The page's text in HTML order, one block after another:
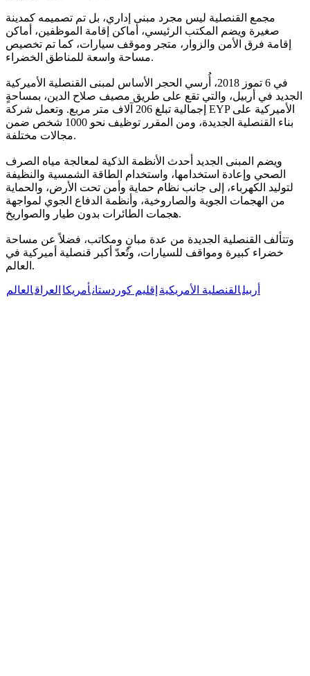
مجمع القنصلية ليس مجرد مبنى إداري، بل تم تصميمه كمدينة
صغيرة ويضم المكتب الرئيسي، أماكن إقامة الموظفين، أماكن
إقامة فرق الأمن والزوار، متجر وموقف سيارات، كما تم تخصيص
مساحة واسعة للمناطق الخضراء.
في 6 تموز 2018، أُرسي الحجر الأساس لمبنى القنصلية الأميركية
الجديد في أربيل، والتي تقع على طريق مصيف صلاح الدين، بمساحةٍ
إجمالية تبلغ 206 آلاف متر مربع. وتعمل شركة EYP الأميركية على
بناء القنصلية الجديدة، ومن المقرر توظيف نحو 1000 شخص ضمن
مجالات مختلفة.
ويضم المبنى الجديد أحدث الأنظمة الذكية لمعالجة مياه الصرف
الصحي وإعادة استخدامها، واستخدام الطاقة الشمسية والنظيفة
لتوليد الكهرباء، إلى جانب نظام حماية وأمن تحت الأرض، والحماية
من الهجمات الجوية والصاروخية، وأنظمة الدفاع الجوي لمواجهة
هجمات الطائرات بدون طيار والصواريخ.
وتتألف القنصلية الجديدة من عدة مبانٍ ومكاتب، فضلاً عن مساحة
خضراء كبيرة ومواقف للسيارات، وتُعدّ أكبر قنصلية أميركية في
العالم.
أربيلالقنصلية الأمريكية إقليم كوردستانأمريكا العراقالعالم